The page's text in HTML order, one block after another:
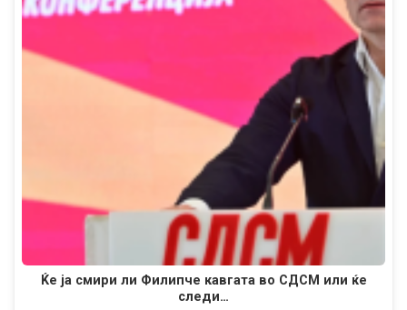
Ќе ја смири ли Филипче кавгата во СДСМ или ќе
следи…